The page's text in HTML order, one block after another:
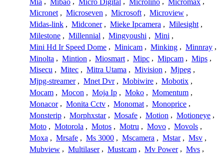
Micronet , Microseven , Microsoft , Microview ,
Midas-link , Midconer , Mieke Ipcamera , Milesight ,
Milestone , Millennial , Mingyoushi , Mini ,
Mini Hd Ir Speed Dome , Minicam , Minking , Minnray ,
Minolta , Mintion , Miosmart , Mipc , Mipcam , Mips ,
Misecu , Mitec , Mitra Utama , Mivision , Mjpeg ,
Mjpg-streamer , Mnet Dvr , Mobiwire , Mobotix ,
Mocam , Mocon , Moja Ip , Moko , Momentum ,
Monacor , Monita Cctv , Monomat , Monoprice ,
Monsterip , Morphxstar , Mosafe , Motion , Motioneye ,
Moto , Motorola , Motos , Motru , Movo , Movols ,
Moxa , Mrsafe , Ms 3000 , Mscamera , Mstar , Msv ,
Mubview , Multilaser , Mustcam , Mv Power , Mvs ,